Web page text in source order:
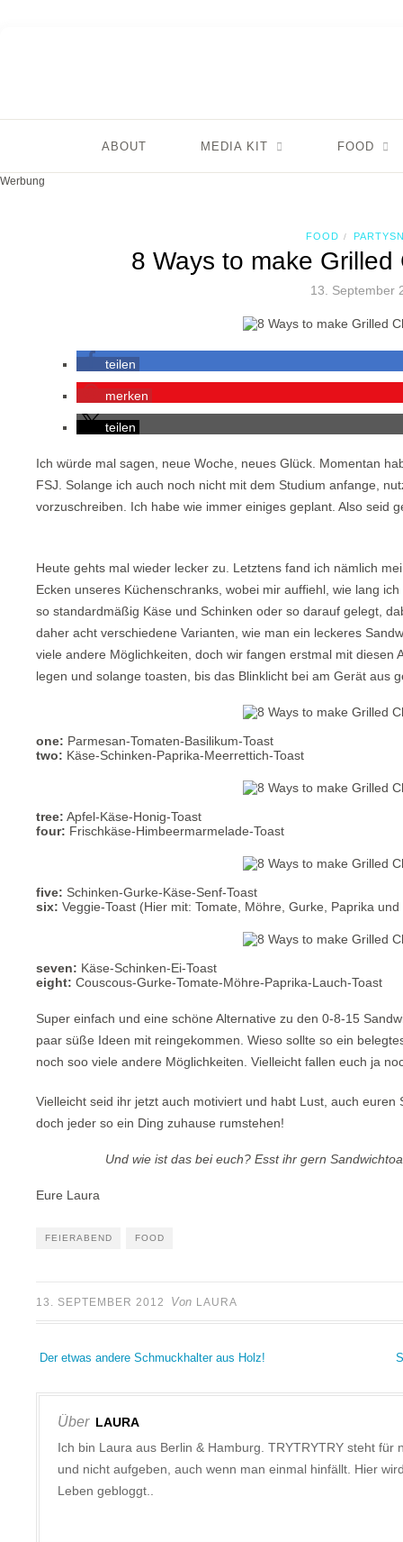
ABOUT MEDIA KIT FOOD
Werbung
FOOD /
8 Ways to make
13. September
teilen
merken
teilen
Ich würde mal sagen, neue Woche, neues Glück. Momentan
FSJ. Solange ich auch noch nicht mit dem Studium anfange,
vorzuschreiben. Ich habe wie immer einiges geplant. Also seid
Heute gehts mal wieder lecker zu. Letztens fand ich nämlich
Ecken unseres Küchenschranks, wobei mir auffiehl, wie lang
so standardmäßig Käse und Schinken oder so darauf gelegt,
daher acht verschiedene Varianten, wie man ein leckeres
viele andere Möglichkeiten, doch wir fangen erstmal mit diesen
legen und solange toasten, bis das Blinklicht bei am Gerät aus
one: Parmesan-Tomaten-Basilikum-Toast
two: Käse-Schinken-Paprika-Meerrettich-Toast
tree: Apfel-Käse-Honig-Toast
four: Frischkäse-Himbeermarmelade-Toast
five: Schinken-Gurke-Käse-Senf-Toast
six: Veggie-Toast (Hier mit: Tomate, Möhre, Gurke, Paprika und
seven: Käse-Schinken-Ei-Toast
eight: Couscous-Gurke-Tomate-Möhre-Paprika-Lauch-Toast
Super einfach und eine schöne Alternative zu den 0-8-15
paar süße Ideen mit reingekommen. Wieso sollte so ein
noch soo viele andere Möglichkeiten. Vielleicht fallen euch ja
Vielleicht seid ihr jetzt auch motiviert und habt Lust, auch
doch jeder so ein Ding zuhause rumstehen!
Und wie ist das bei euch? Esst ihr gern
Eure Laura
FEIERABEND FOOD
13. SEPTEMBER 2012 Von LAURA
Der etwas andere Schmuckhalter aus Holz!
Über LAURA
Ich bin Laura aus Berlin & Hamburg. TRYTRYTRY steht
und nicht aufgeben, auch wenn man einmal hinfällt. Hier
Leben gebloggt..